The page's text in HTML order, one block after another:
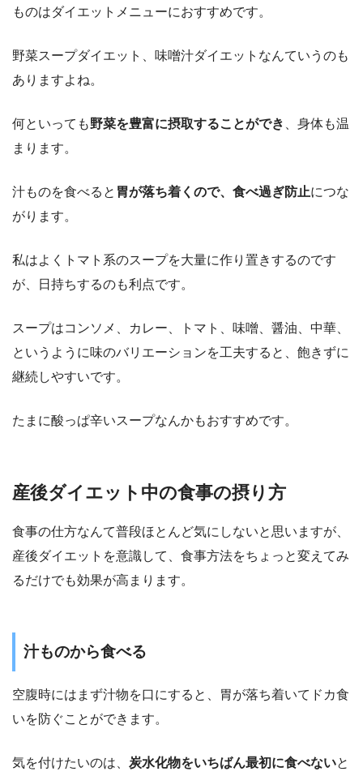
ものはダイエットメニューにおすすめです。
野菜スープダイエット、味噌汁ダイエットなんていうのも
ありますよね。
何といっても野菜を豊富に摂取することができ
、身体も温
まります。
汁ものを食べると 胃が落ち着くので、食べ過ぎ防止につな
がります。
私はよくトマト系のスープを大量に作り置きするのです
が、日持ちするのも利点です。
スープはコンソメ、カレー、トマト、味噌、醤油、中華、
というように味のバリエーションを工夫すると、飽きずに
継続しやすいです。
たまに酸っぱ辛いスープなんかもおすすめです。
産後ダイエット中の食事の摂り方
食事の仕方なんて普段ほとんど気にしないと思いますが、
産後ダイエットを意識して、食事方法をちょっと変えてみ
るだけでも効果が高まります。
汁ものから食べる
空腹時にはまず汁物を口にすると、胃が落ち着いてドカ食
いを防ぐことができます。
気を付けたいのは、 炭水化物をいちばん最初に食べないと